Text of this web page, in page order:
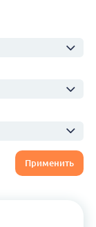
Применить